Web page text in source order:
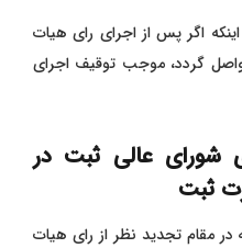
اگر پس از اجرای رای هیات
گردد، موجب توقیف اجرای
شورای عالی ثبت در
ثبت
مقام تجدید نظر از رای هیات